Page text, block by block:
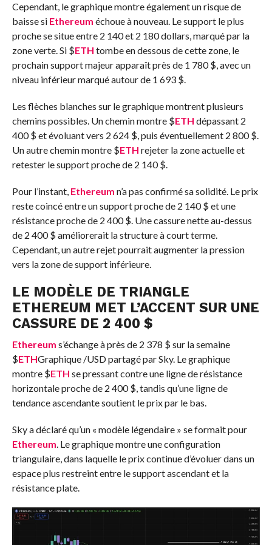
Cependant, le graphique montre également un risque de
baisse si Ethereum échoue à nouveau. Le support le plus
proche se situe entre 2 140 et 2 180 dollars, marqué par la
zone verte. Si $ETH tombe en dessous de cette zone, le
prochain support majeur apparaît près de 1 780 $, avec un
niveau inférieur marqué autour de 1 693 $.
Les flèches blanches sur le graphique montrent plusieurs
chemins possibles. Un chemin montre $ETH dépassant 2
400 $ et évoluant vers 2 624 $, puis éventuellement 2 800 $.
Un autre chemin montre $ETH rejeter la zone actuelle et
retester le support proche de 2 140 $.
Pour l’instant, Ethereum n’a pas confirmé sa solidité. Le prix
reste coincé entre un support proche de 2 140 $ et une
résistance proche de 2 400 $. Une cassure nette au-dessus
de 2 400 $ améliorerait la structure à court terme.
Cependant, un autre rejet pourrait augmenter la pression
vers la zone de support inférieure.
LE MODÈLE DE TRIANGLE
ETHEREUM MET L’ACCENT SUR UNE
CASSURE DE 2 400 $
Ethereum s’échange à près de 2 378 $ sur la semaine
$ETHGraphique /USD partagé par Sky. Le graphique
montre $ETH se pressant contre une ligne de résistance
horizontale proche de 2 400 $, tandis qu’une ligne de
tendance ascendante soutient le prix par le bas.
Sky a déclaré qu’un « modèle légendaire » se formait pour
Ethereum. Le graphique montre une configuration
triangulaire, dans laquelle le prix continue d’évoluer dans un
espace plus restreint entre le support ascendant et la
résistance plate.